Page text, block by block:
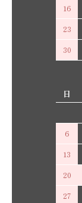
16
23
30
日
6
13
20
27